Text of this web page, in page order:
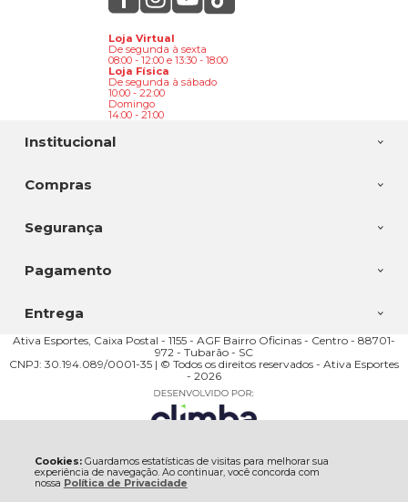
Cookies: Guardamos estatísticas de visitas para melhorar sua
experiência de navegação. Ao continuar, você concorda com
nossa Política de Privacidade
Institucional
Compras
Loja Virtual
De segunda à sexta
08:00 - 12:00 e 13:30 - 18:00
Loja Física
De segunda à sábado
10:00 - 22:00
Domingo
14:00 - 21:00
Segurança
Pagamento
Entrega
Ativa Esportes, Caixa Postal - 1155 - AGF Bairro Oficinas - Centro - 88701-
972 - Tubarão - SC
CNPJ: 30.194.089/0001-35 | © Todos os direitos reservados - Ativa Esportes
- 2026